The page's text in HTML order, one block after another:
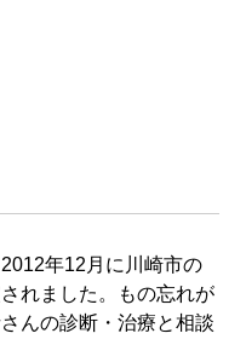
年12月に川崎市の
れました。もの忘れが
んの診断・治療と相談